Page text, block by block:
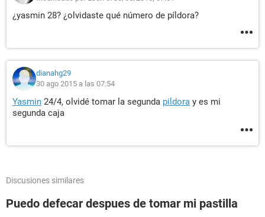
¿yasmin 28? ¿olvidaste qué número de píldora?
dianahg29
30 ago 2015 a las 07:54
Yasmin 24/4, olvidé tomar la segunda pildora y es mi
segunda caja
Discusiones similares
Puedo defecar despues de tomar mi pastilla